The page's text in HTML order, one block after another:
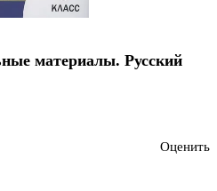
материалы. Русский
Оценить